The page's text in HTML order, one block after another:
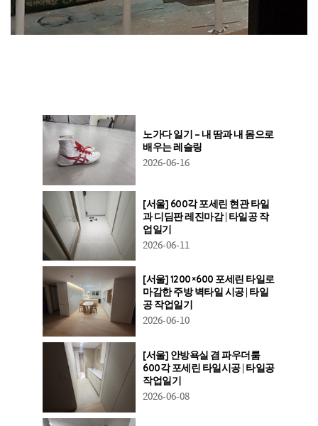
노가다 일기 – 내 땀과 내 몸으로
배우는 레슬링
2026-06-16
[서울] 600각 포세린 현관 타일
과 디딤판 레진마감 | 타일공 작
업일기
2026-06-11
[서울] 1200×600 포세린 타일로
마감한 주방 벽타일 시공 | 타일
공 작업일기
2026-06-10
[서울] 안방욕실 겸 파우더룸
600각 포세린 타일시공 | 타일공
작업일기
2026-06-08